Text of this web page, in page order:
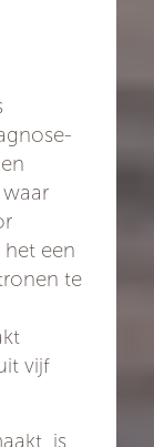
een
te
vijf
is